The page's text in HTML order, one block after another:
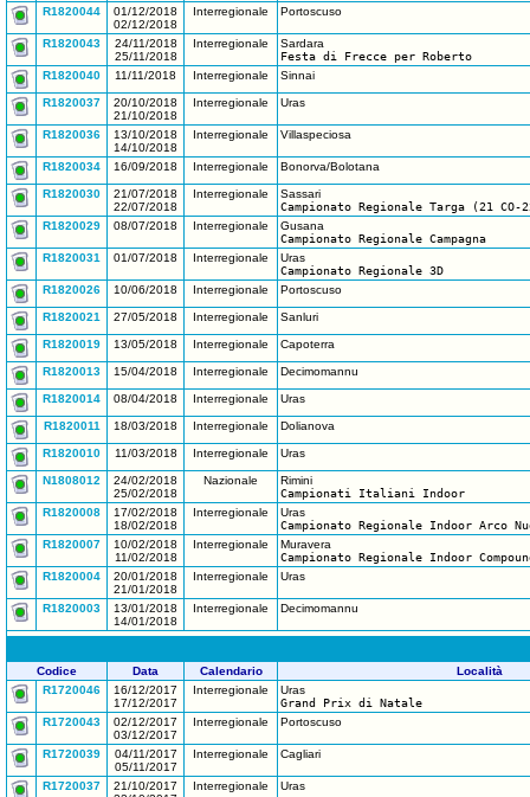
R1820044
01/12/2018
02/12/2018
Interregionale Portoscuso
R1820043
24/11/2018
25/11/2018
Interregionale
Sardara
Festa di Frecce per Roberto
R1820040
11/11/2018 Interregionale Sinnai
R1820037
20/10/2018
21/10/2018
Interregionale Uras
R1820036
13/10/2018
14/10/2018
Interregionale Villaspeciosa
R1820034 16/09/2018 Interregionale Bonorva/Bolotana
R1820030
21/07/2018
22/07/2018
Interregionale
Sassari
Campionato Regionale Targa (21 CO-
R1820029
08/07/2018 Interregionale
Gusana
Campionato Regionale Campagna
R1820031
01/07/2018 Interregionale
Uras
Campionato Regionale 3D
R1820026
10/06/2018 Interregionale Portoscuso
R1820021 27/05/2018 Interregionale Sanluri
R1820019 13/05/2018 Interregionale Capoterra
R1820013 15/04/2018 Interregionale Decimomannu
R1820014 08/04/2018 Interregionale Uras
R1820011 18/03/2018 Interregionale Dolianova
R1820010 11/03/2018 Interregionale Uras
N1808012
24/02/2018
25/02/2018
Nazionale
Rimini
Campionati Italiani Indoor
R1820008
17/02/2018
18/02/2018
Interregionale
Uras
Campionato Regionale Indoor Arco
R1820007
10/02/2018
11/02/2018
Interregionale
Muravera
Campionato Regionale Indoor
R1820004
20/01/2018
21/01/2018
Interregionale Uras
R1820003
13/01/2018
14/01/2018
Interregionale Decimomannu
Codice Data Calendario
Località
R1720046
16/12/2017
17/12/2017
Interregionale
Uras
Grand Prix di Natale
R1720043
02/12/2017
03/12/2017
Interregionale Portoscuso
R1720039
04/11/2017
05/11/2017
Interregionale Cagliari
R1720037
21/10/2017
Interregionale Uras